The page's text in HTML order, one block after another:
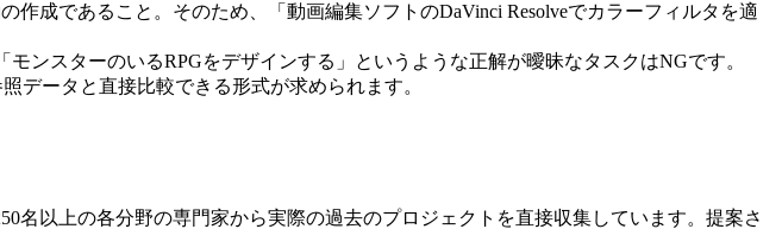
成であること。そのため、「動画編集ソフトのDaVinci Resolveでカラーフィルタを適
ンスターのいるRPGをデザインする」というような正解が曖昧なタスクはNGです。
データと直接比較できる形式が求められます。
以上の各分野の専門家から実際の過去のプロジェクトを直接収集しています。提案さ